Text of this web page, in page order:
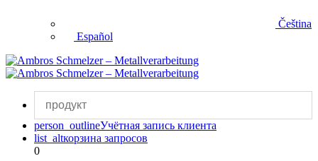
Čeština
Español
person_outlineУчётная запись клиента
list_altкорзина запросов
0